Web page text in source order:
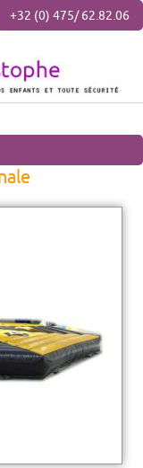
+32 (0) 475/ 62.82.06